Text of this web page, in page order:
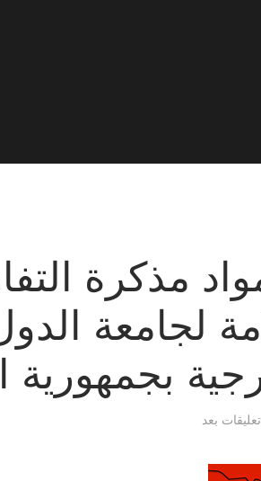
مذكرة
لجامعة
بجمهورية
تعليقات بعد